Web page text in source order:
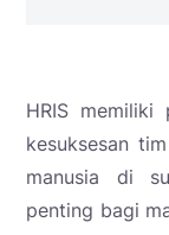
HRIS memiliki
kesuksesan
manusia di
penting bagi